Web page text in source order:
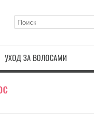
УХОД ЗА ВОЛОСАМИ